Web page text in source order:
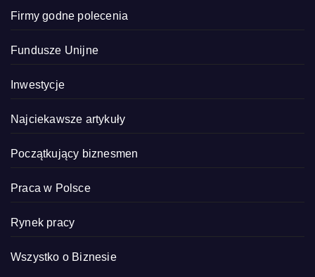
Firmy godne polecenia
Fundusze Unijne
Inwestycje
Najciekawsze artykuły
Początkujący biznesmen
Praca w Polsce
Rynek pracy
Wszystko o Biznesie